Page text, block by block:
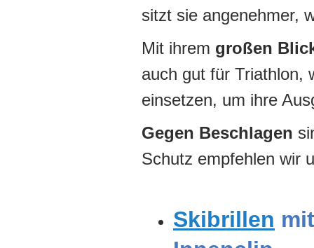
sitzt sie angenehmer,
Mit ihrem großen
auch gut für Triathlon,
einsetzen, um ihre
Gegen Beschlagen
Schutz empfehlen wir
Skibrillen